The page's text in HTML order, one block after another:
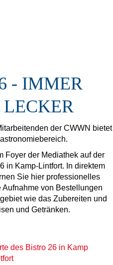
- IMMER
der CWWN bietet
Foyer der Mediathek auf der
in Kamp-Lintfort. In direktem
Sie hier professionelles
von Bestellungen
wie das Zubereiten und
und Getränken.